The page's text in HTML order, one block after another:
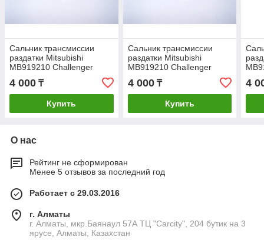
Сальник трансмиссии
раздатки Mitsubishi
MB919210 Challenger
Delica L200 L400 Montero
Sport Pajero Sport
4 000 ₸
Купить
Сальник трансмиссии
раздатки Mitsubishi
MB919210 Challenger
Delica L200 L400 Montero
Sport Pajero Sport
4 000₸
Купить
4
О нас
Рейтинг не сформирован
Менее 5 отзывов за последний год
Работает с 29.03.2016
г. Алматы
г. Алматы, мкр.Баянаул 57А ТЦ "Carcity", 204 бутик на 3
ярусе, Алматы, Казахстан